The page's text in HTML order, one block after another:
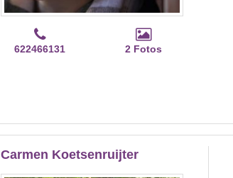
622466131 2 Fotos
Carmen Koetsenruijter